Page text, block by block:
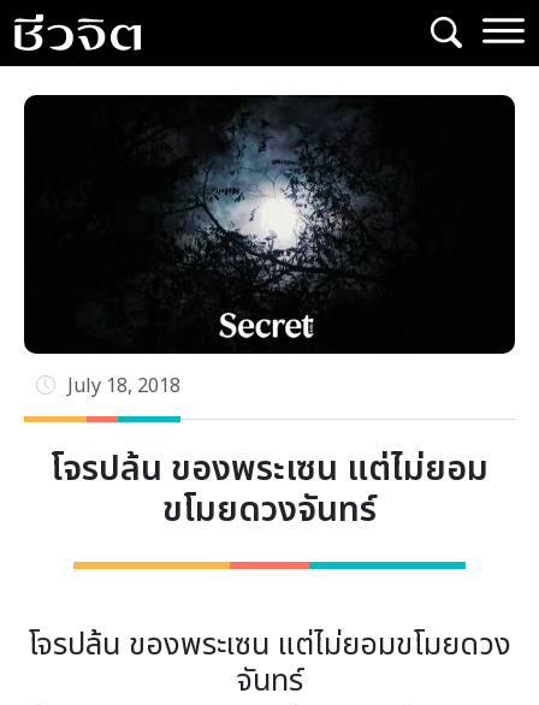
Skip
to
content
July 18, 2018
โจรปล้น ของพระเซน แต่ไม่ยอม
ขโมยดวงจันทร์
โจรปล้น ของพระเซน แต่ไม่ยอมขโมยดวง
จันทร์